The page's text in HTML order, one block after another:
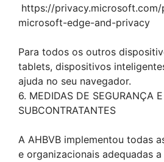
https://
microsoft-edge-and-privacy
Para todos os outros
tablets, dispositivos
ajuda no seu navegador.
6. MEDIDAS DE SEGURANÇA E
SUBCONTRATANTES
A AHBVB implementou todas
e organizacionais adequadas